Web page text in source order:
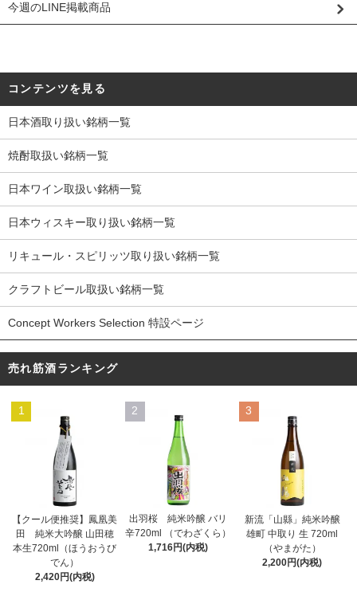
今週のLINE掲載商品
コンテンツを見る
日本酒取り扱い銘柄一覧
焼酎取扱い銘柄一覧
日本ワイン取扱い銘柄一覧
日本ウィスキー取り扱い銘柄一覧
リキュール・スピリッツ取り扱い銘柄一覧
クラフトビール取扱い銘柄一覧
Concept Workers Selection 特設ページ
売れ筋酒ランキング
1
【クール便推奨】鳳凰美
田 純米大吟醸 山田穂
本生720ml（ほうおうび
でん）
2,420円(内税)
2
出羽桜 純米吟醸 バリ
辛720ml （でわざくら）
1,716円(内税)
3
新流「山縣」純米吟醸
雄町 中取り 生 720ml
（やまがた）
2,200円(内税)